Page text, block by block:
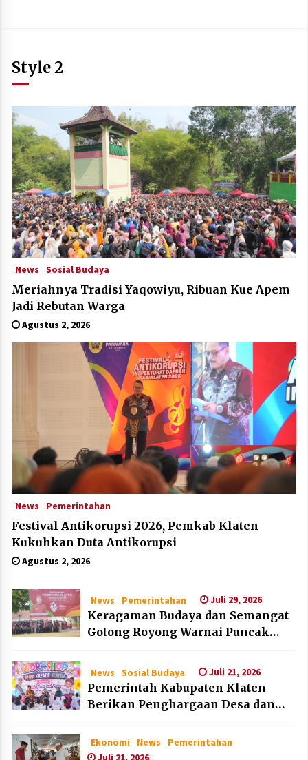
Style 2
News Sosial Budaya
Meriahnya Tradisi Yaqowiyu, Ribuan Kue Apem
Jadi Rebutan Warga
Agustus 2, 2026
News Pemerintahan
Festival Antikorupsi 2026, Pemkab Klaten
Kukuhkan Duta Antikorupsi
Agustus 2, 2026
News Pemerintahan Juli 29, 2026
Keragaman Budaya dan Semangat
Gotong Royong Warnai Puncak
News Sosial Budaya Juli 21, 2026
Pemerintah Kabupaten Klaten
Berikan Penghargaan Desa dan
2026
Ekonomi News
Pemerintahan
Juli 21, 2026